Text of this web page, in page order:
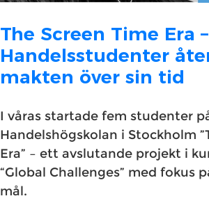
The Screen Time Era –
Handelsstudenter
makten över sin tid
I våras startade fem studenter
Handelshögskolan i Stockholm
Era” – ett avslutande projekt i
“Global Challenges” med fokus
mål.